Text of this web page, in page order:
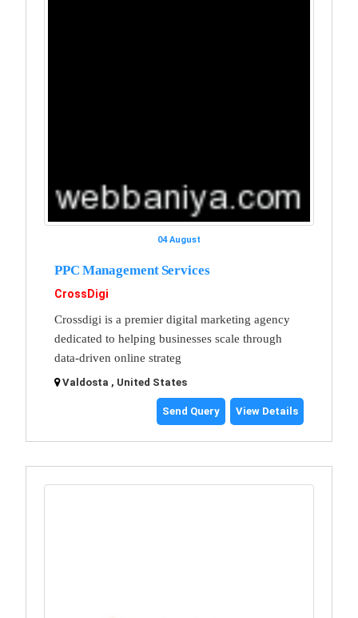
04 August
PPC Management Services
CrossDigi
Crossdigi is a premier digital marketing agency
dedicated to helping businesses scale through
data-driven online strateg
Valdosta , United States
Send Query View Details